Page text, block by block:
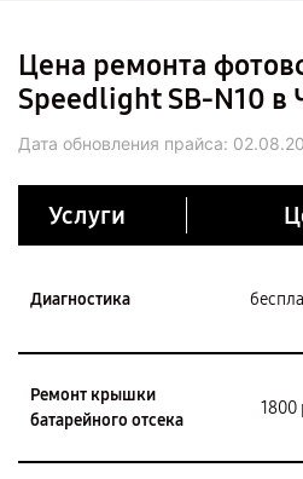
Цена ремонта
Speedlight SB-N10 в
Дата обновления прайса:
Услуги
Диагностика
Ремонт крышки
батарейного отсека
1800